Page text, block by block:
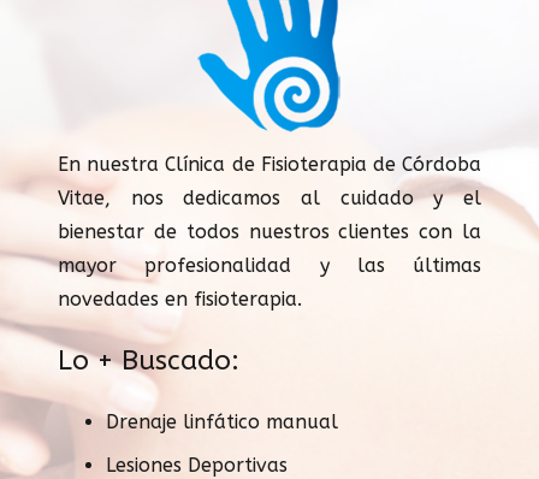
En nuestra Clínica de Fisioterapia de Córdoba
Vitae, nos dedicamos al cuidado y el
bienestar de todos nuestros clientes con la
mayor profesionalidad y las últimas
novedades en fisioterapia.
Lo + Buscado:
Drenaje linfático manual
Lesiones Deportivas